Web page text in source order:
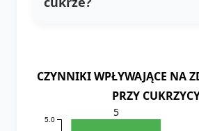
CZYNNIKI WPŁYWAJĄCE NA
PRZY
5.0
5